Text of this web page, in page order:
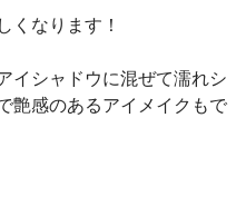
くなります！
イシャドウに混ぜて濡れシ
艶感のあるアイメイクもで